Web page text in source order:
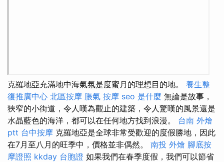
克羅地亞充滿地中海氣氛是度蜜月的理想目的地。 養生整
復推廣中心 北區按摩 脹氣 按摩 seo 是什麼 無論是故事，
狹窄的小街道，令人嘆為觀止的建築，令人驚嘆的風景還是
水晶藍色的海洋，都可以在任何地方找到浪漫。 台南 外燴
ptt 台中按摩 克羅地亞是全球非常受歡迎的度假勝地，因此
在7月至八月的旺季中，價格並非偶然。 南投 外燴 腳底按
摩證照 kkday 台胞證 如果我們在春季度假，我們可以節省